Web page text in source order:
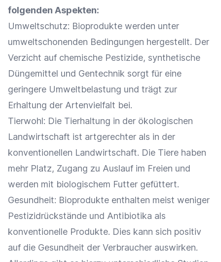
folgenden Aspekten:
Umweltschutz: Bioprodukte werden unter
umweltschonenden Bedingungen hergestellt. Der
Verzicht auf chemische Pestizide, synthetische
Düngemittel und Gentechnik sorgt für eine
geringere Umweltbelastung und trägt zur
Erhaltung der Artenvielfalt bei.
Tierwohl: Die Tierhaltung in der ökologischen
Landwirtschaft ist artgerechter als in der
konventionellen Landwirtschaft. Die Tiere haben
mehr Platz, Zugang zu Auslauf im Freien und
werden mit biologischem Futter gefüttert.
Gesundheit: Bioprodukte enthalten meist weniger
Pestizidrückstände und Antibiotika als
konventionelle Produkte. Dies kann sich positiv
auf die Gesundheit der Verbraucher auswirken.